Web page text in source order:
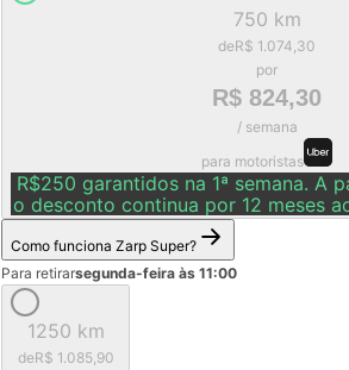
750 km
deR$ 1.074,30
por
R$ 824,30
/ semana
para motoristas
R$250 garantidos na 1ª semana. A
o desconto continua por 12 meses
Como funciona Zarp Super?
Para retirarsegunda-feira às 11:00
1250 km
deR$ 1.085,90